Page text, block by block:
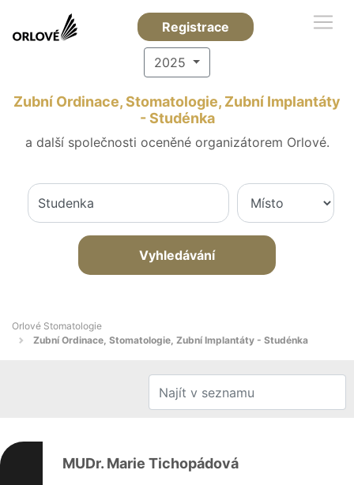
Registrace
2025
Zubní Ordinace, Stomatologie, Zubní Implantáty
- Studénka
a další společnosti oceněné organizátorem Orlové.
Vyhledávání
Orlové Stomatologie
Zubní Ordinace, Stomatologie, Zubní Implantáty - Studénka
MUDr. Marie Tichopádová